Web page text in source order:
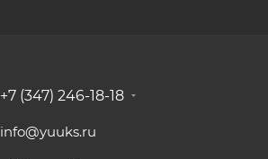
+7 (347) 246-18-18
info@yuuks.ru